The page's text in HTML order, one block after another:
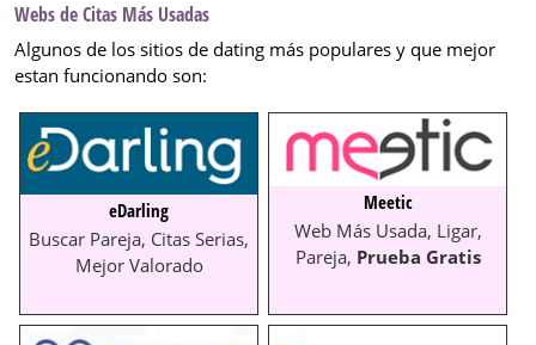
Webs de Citas Más Usadas
Algunos de los sitios de dating más populares y que mejor
estan funcionando son:
eDarling
Buscar Pareja, Citas Serias,
Mejor Valorado
Meetic
Web Más Usada, Ligar,
Pareja, Prueba Gratis